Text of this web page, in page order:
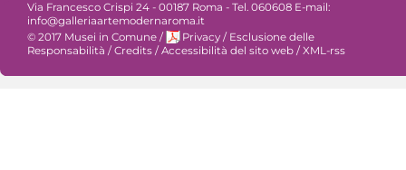
Via Francesco Crispi 24 - 00187 Roma - Tel. 060608 E-mail:
info@galleriaartemodernaroma.it
© 2017 Musei in Comune / Privacy / Esclusione delle
Responsabilità / Credits / Accessibilità del sito web / XML-rss